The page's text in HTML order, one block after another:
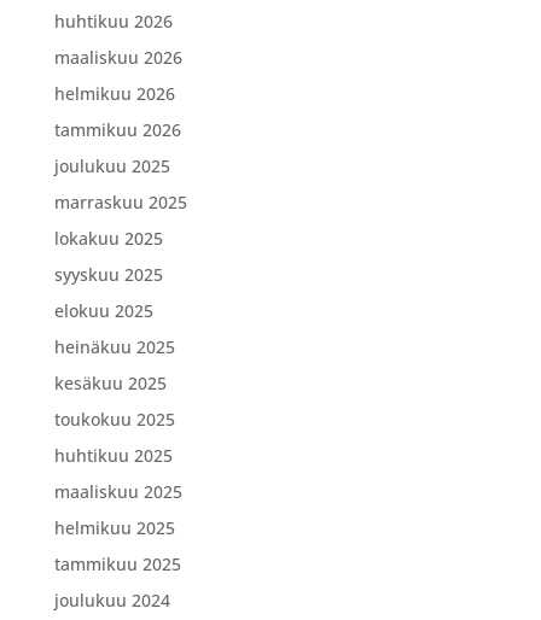
huhtikuu 2026
maaliskuu 2026
helmikuu 2026
tammikuu 2026
joulukuu 2025
marraskuu 2025
lokakuu 2025
syyskuu 2025
elokuu 2025
heinäkuu 2025
kesäkuu 2025
toukokuu 2025
huhtikuu 2025
maaliskuu 2025
helmikuu 2025
tammikuu 2025
joulukuu 2024